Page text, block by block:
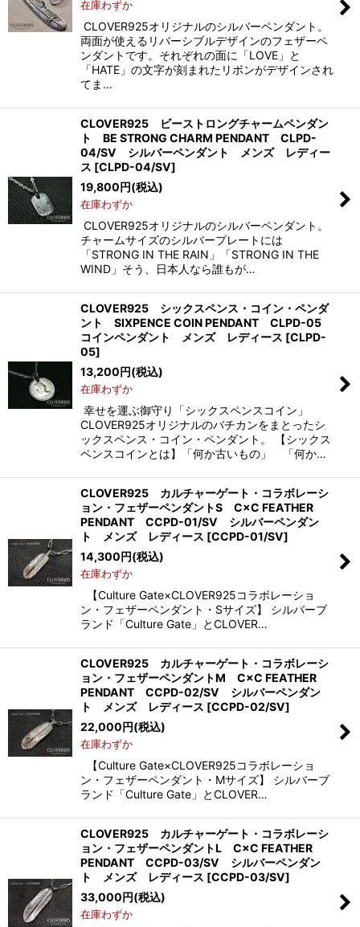
在庫わずか
CLOVER925オリジナルのシルバーペンダント。
両面が使えるリバーシブルデザインのフェザーペ
ンダントです。それぞれの面に「LOVE」と
「HATE」の文字が刻まれたリボンがデザインされ
てま…
CLOVER925 ビーストロングチャームペンダン
ト BE STRONG CHARM PENDANT CLPD-
04/SV シルバーペンダント メンズ レディー
ス [CLPD-04/SV]
19,800円(税込)
在庫わずか
CLOVER925オリジナルのシルバーペンダント。
チャームサイズのシルバープレートには
「STRONG IN THE RAIN」「STRONG IN THE
WIND」そう、日本人なら誰もが…
CLOVER925 シックスペンス・コイン・ペンダ
ント SIXPENCE COIN PENDANT CLPD-05
コインペンダント メンズ レディース [CLPD-
05]
13,200円(税込)
在庫わずか
幸せを運ぶ御守り「シックスペンスコイン」
CLOVER925オリジナルのバチカンをまとったシ
ックスペンス・コイン・ペンダント。 【シックス
ペンスコインとは】「何か古いもの」 「何か…
CLOVER925 カルチャーゲート・コラボレーシ
ョン・フェザーペンダントS C×C FEATHER
PENDANT CCPD-01/SV シルバーペンダン
ト メンズ レディース [CCPD-01/SV]
14,300円(税込)
在庫わずか
【Culture Gate×CLOVER925コラボレーショ
ン・フェザーペンダント・Sサイズ】 シルバーブ
ランド「Culture Gate」とCLOVER…
CLOVER925 カルチャーゲート・コラボレーシ
ョン・フェザーペンダントM C×C FEATHER
PENDANT CCPD-02/SV シルバーペンダン
ト メンズ レディース [CCPD-02/SV]
22,000円(税込)
在庫わずか
【Culture Gate×CLOVER925コラボレーショ
ン・フェザーペンダント・Mサイズ】 シルバーブ
ランド「Culture Gate」とCLOVER…
CLOVER925 カルチャーゲート・コラボレーシ
ョン・フェザーペンダントL C×C FEATHER
PENDANT CCPD-03/SV シルバーペンダン
ト メンズ レディース [CCPD-03/SV]
33,000円(税込)
在庫わずか